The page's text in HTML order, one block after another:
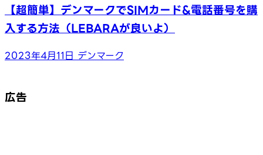
【超簡単】デンマークでSIMカード&電話番号を購
入する方法（LEBARAが良いよ）
2023年4月11日 デンマーク
広告